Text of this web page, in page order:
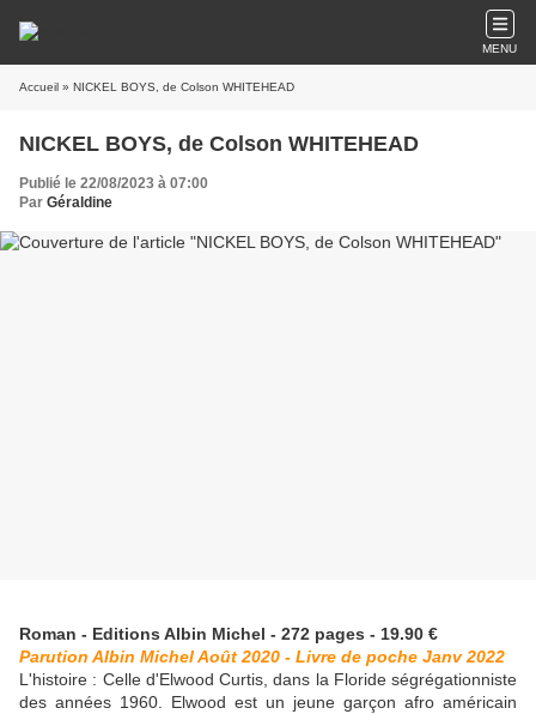
MENU
Accueil » NICKEL BOYS, de Colson WHITEHEAD
NICKEL BOYS, de Colson WHITEHEAD
Publié le 22/08/2023 à 07:00
Par Géraldine
Roman - Editions Albin Michel - 272 pages - 19.90 €
Parution Albin Michel Août 2020 - Livre de poche Janv 2022
L'histoire : Celle d'Elwood Curtis, dans la Floride ségrégationniste
des années 1960. Elwood est un jeune garçon afro américain